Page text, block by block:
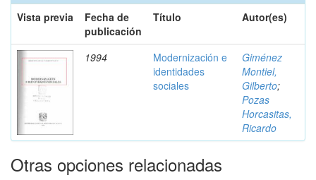
Vista previa
Fecha de
publicación
Título Autor(es)
1994
Modernización e
identidades
sociales
Giménez
Montiel,
Gilberto;
Pozas
Horcasitas,
Ricardo
Otras opciones relacionadas